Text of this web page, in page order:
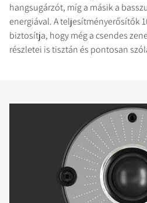
hangsugárzót, míg a másik a
energiával. A teljesítményerősítők
biztosítja, hogy még a csendes
részletei is tisztán és pontosan